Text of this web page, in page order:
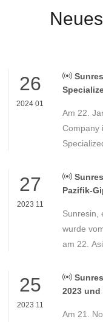
26
2024 01
Am 22.
Company
2024 lag
27
2023 11
Pazifik-
Sunresin,
wurde
am 22.
Anleger
25
2023 11
2023
Am 21.